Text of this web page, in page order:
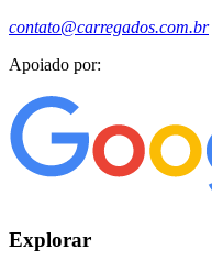
contato@carregados.com.br
Apoiado por:
Explorar